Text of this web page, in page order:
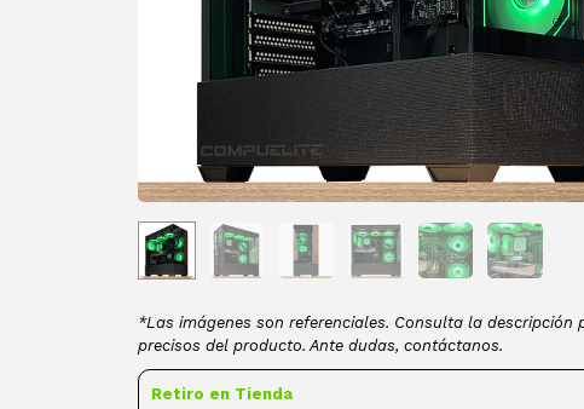
*Las imágenes son referenciales. Consulta la descripción
precisos del producto. Ante dudas, contáctanos.
Retiro en Tienda